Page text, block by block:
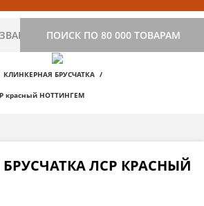
ПОИСК ПО 80 000 ТОВАРАМ
КЛИНКЕРНАЯ БРУСЧАТКА
красный НОТТИНГЕМ
ЛСР КРАСНЫЙ